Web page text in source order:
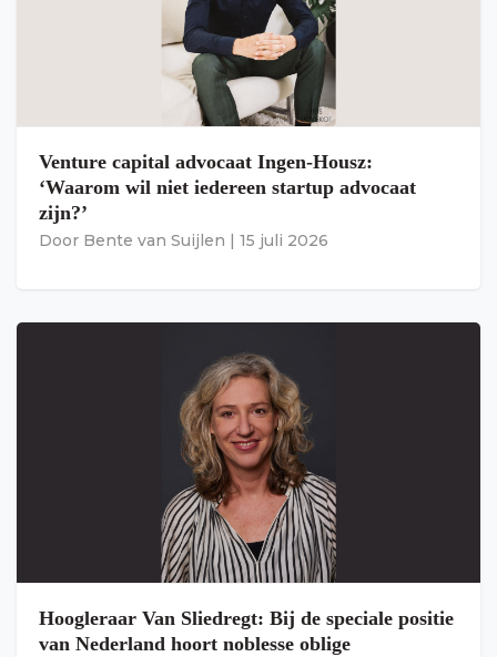
Venture capital advocaat Ingen-Housz:
‘Waarom wil niet iedereen startup advocaat
zijn?’
Door Bente van Suijlen | 15 juli 2026
Hoogleraar Van Sliedregt: Bij de speciale positie
van Nederland hoort noblesse oblige